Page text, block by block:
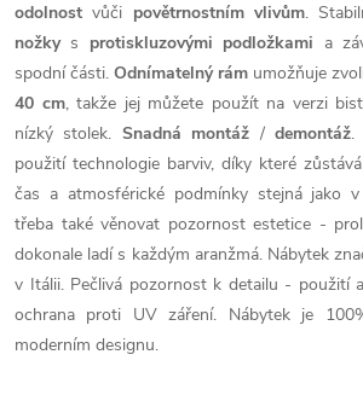
odolnost vůči povětrnostním vlivům.
nožkys protiskluzovými podložkami a
spodní části. Odnímatelný rám umožňuje
40 cm, takže jej můžete použít na verzi
nízký stolek. Snadná montáž / demontáž.
použití technologie barviv, díky které
čas a atmosférické podmínky stejná jako
třeba také věnovat pozornost estetice -
dokonale ladí s každým aranžmá. Nábytek
v Itálii. Pečlivá pozornost k detailu - použití
ochrana proti UV záření. Nábytek je
moderním designu.